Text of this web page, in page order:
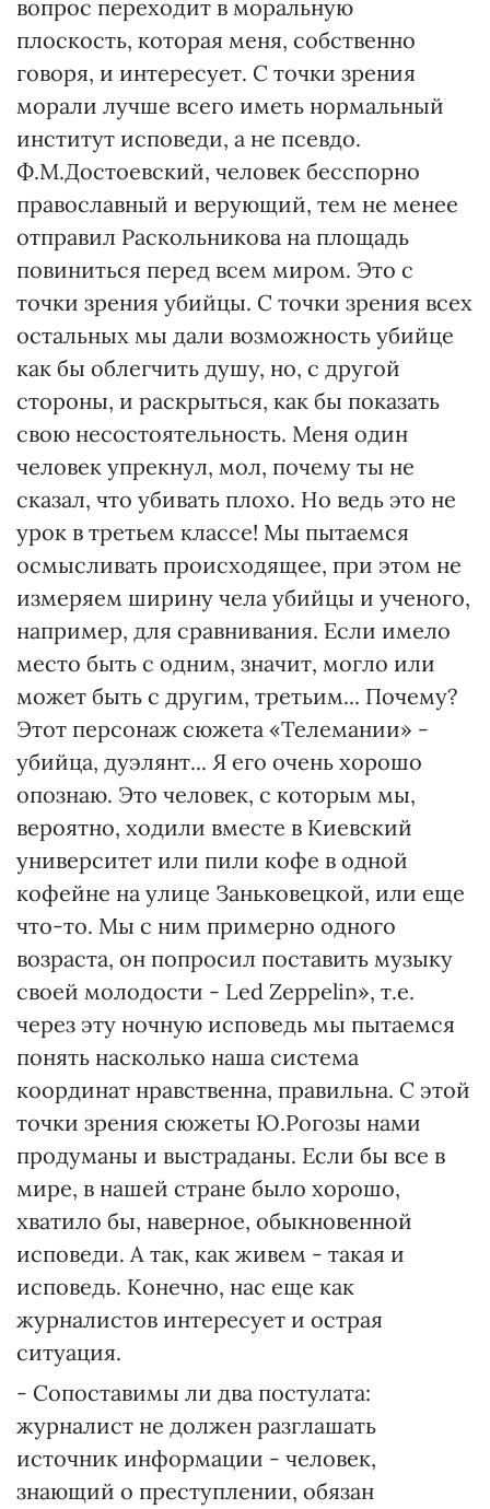
вопрос переходит в моральную
плоскость, которая меня, собственно
говоря, и интересует. С точки зрения
морали лучше всего иметь нормальный
институт исповеди, а не псевдо.
Ф.М.Достоевский, человек бесспорно
православный и верующий, тем не менее
отправил Раскольникова на площадь
повиниться перед всем миром. Это с
точки зрения убийцы. С точки зрения всех
остальных мы дали возможность убийце
как бы облегчить душу, но, с другой
стороны, и раскрыться, как бы показать
свою несостоятельность. Меня один
человек упрекнул, мол, почему ты не
сказал, что убивать плохо. Но ведь это не
урок в третьем классе! Мы пытаемся
осмысливать происходящее, при этом не
измеряем ширину чела убийцы и ученого,
например, для сравнивания. Если имело
место быть с одним, значит, могло или
может быть с другим, третьим... Почему?
Этот персонаж сюжета «Телемании» -
убийца, дуэлянт... Я его очень хорошо
опознаю. Это человек, с которым мы,
вероятно, ходили вместе в Киевский
университет или пили кофе в одной
кофейне на улице Заньковецкой, или еще
что-то. Мы с ним примерно одного
возраста, он попросил поставить музыку
своей молодости - Led Zeppelin», т.е.
через эту ночную исповедь мы пытаемся
понять насколько наша система
координат нравственна, правильна. С этой
точки зрения сюжеты Ю.Рогозы нами
продуманы и выстраданы. Если бы все в
мире, в нашей стране было хорошо,
хватило бы, наверное, обыкновенной
исповеди. А так, как живем - такая и
исповедь. Конечно, нас еще как
журналистов интересует и острая
ситуация.
- Сопоставимы ли два постулата:
журналист не должен разглашать
источник информации - человек,
знающий о преступлении, обязан